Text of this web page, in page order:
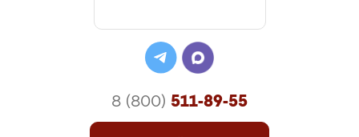
8 (800) 511-89-55